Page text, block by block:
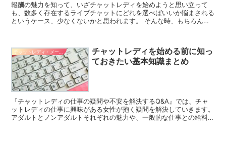
報酬の魅力を知って、いざチャットレディを始めようと思い立って
も、数多く存在するライブチャットにどれを選べばいいか悩まされる
というケース、少なくないかと思われます。 そんな時、もちろんラ
チャットレディ・メールレディ系バイト
チャットレディを始める前に知っ
ておきたい基本知識まとめ
『チャットレディの仕事の疑問や不安を解決するQ&A』では、チャ
ットレディの仕事に興味がある女性が抱く疑問を解決していきます。
アダルトとノンアダルトそれぞれの魅力や、一般的な仕事との給料の